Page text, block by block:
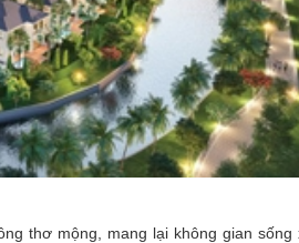
thơ mộng, mang lại không gian